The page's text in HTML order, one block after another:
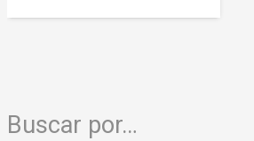
Buscar por…